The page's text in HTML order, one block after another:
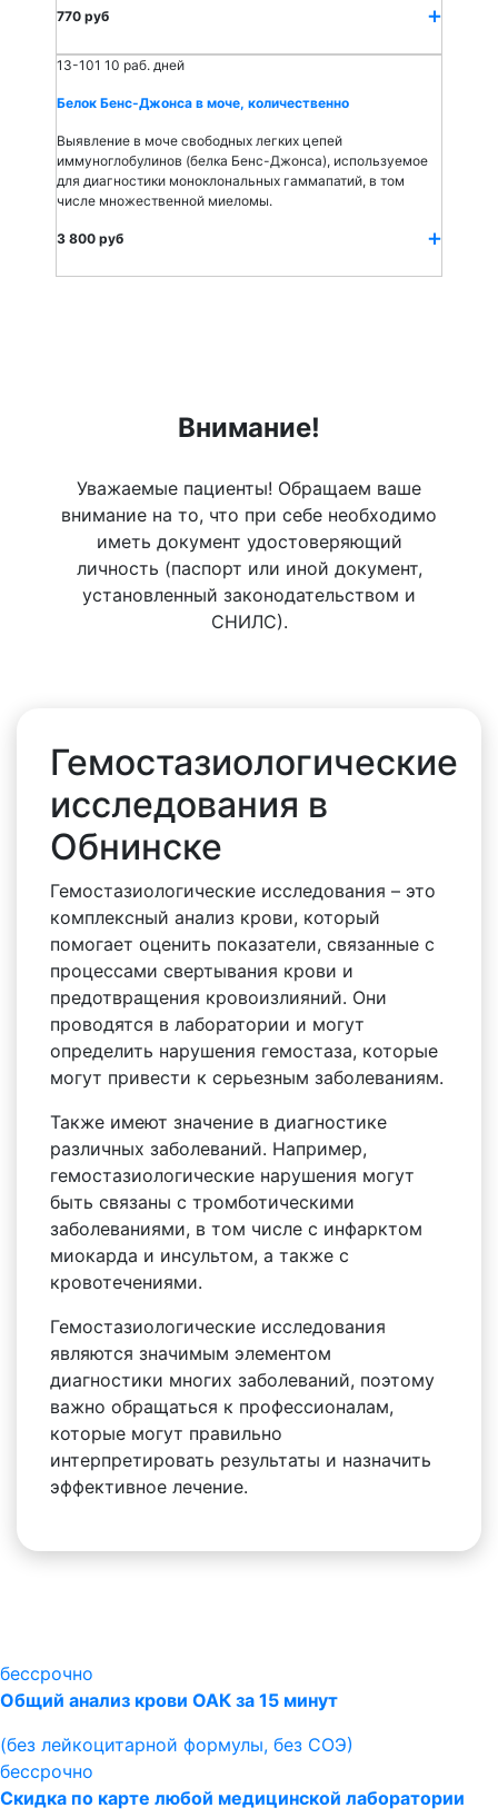
770 руб
13-101 10 раб. дней
Белок Бенс-Джонса в моче, количественно
Выявление в моче свободных легких цепей
иммуноглобулинов (белка Бенс-Джонса), используемое
для диагностики моноклональных гаммапатий, в том
числе множественной миеломы.
3 800 руб
Внимание!
Уважаемые пациенты! Обращаем ваше
внимание на то, что при себе необходимо
иметь документ удостоверяющий
личность (паспорт или иной документ,
установленный законодательством и
СНИЛС).
Гемостазиологические
исследования в
Обнинске
Гемостазиологические исследования – это
комплексный анализ крови, который
помогает оценить показатели, связанные с
процессами свертывания крови и
предотвращения кровоизлияний. Они
проводятся в лаборатории и могут
определить нарушения гемостаза, которые
могут привести к серьезным заболеваниям.
Также имеют значение в диагностике
различных заболеваний. Например,
гемостазиологические нарушения могут
быть связаны с тромботическими
заболеваниями, в том числе с инфарктом
миокарда и инсультом, а также с
кровотечениями.
Гемостазиологические исследования
являются значимым элементом
диагностики многих заболеваний, поэтому
важно обращаться к профессионалам,
которые могут правильно
интерпретировать результаты и назначить
эффективное лечение.
бессрочно
Общий анализ крови ОАК за 15 минут
(без лейкоцитарной формулы, без СОЭ)
бессрочно
Скидка по карте любой медицинской лаборатории